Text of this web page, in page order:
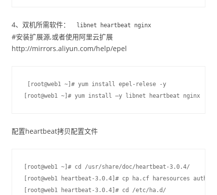
4、双机所需软件： libnet heartbeat nginx
#安装扩展源,或者使用阿里云扩展
http://mirrors.aliyun.com/help/epel
[root@web1 ~]# yum install epel-relese -y
[root@web1 ~]# yum install –y libnet heartbeat nginx
配置heartbeat拷贝配置文件
[root@web1 ~]# cd /usr/share/doc/heartbeat-3.0.4/
[root@web1 heartbeat-3.0.4]# cp ha.cf haresources
[root@web1 heartbeat-3.0.4]# cd /etc/ha.d/